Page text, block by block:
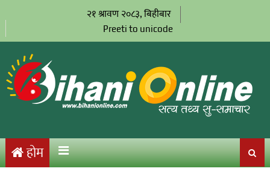
२१ श्रावण २०८३, बिहीबार
Preeti to unicode
होम